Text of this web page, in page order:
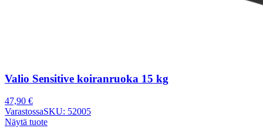
Valio Sensitive koiranruoka 15 kg
47,90 €
VarastossaSKU: 52005
Näytä tuote